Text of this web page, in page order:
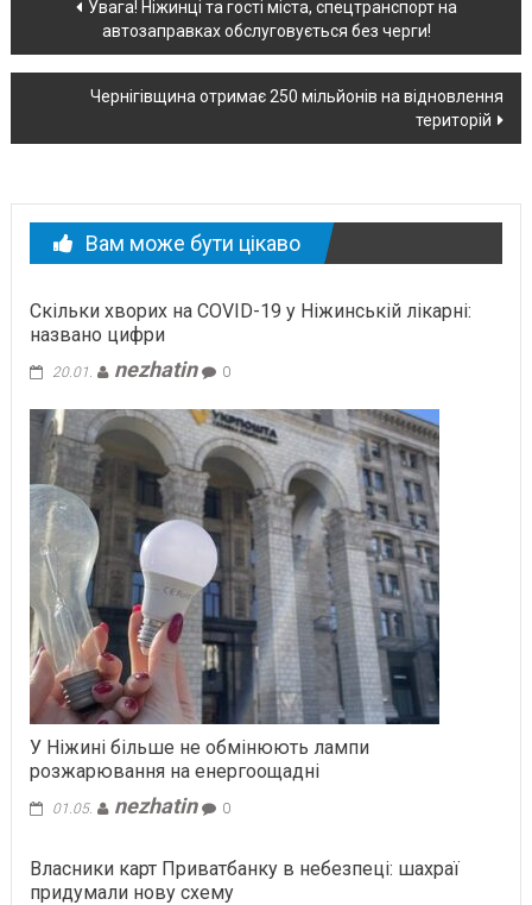
по
новині
Увага! Ніжинці та гості міста, спецтранспорт на
автозаправках обслуговується без черги!
Чернігівщина отримає 250 мільйонів на відновлення
територій
Вам може бути цікаво
Скільки хворих на COVID-19 у Ніжинській лікарні:
названо цифри
20.01. nezhatin 0
У Ніжині більше не обмінюють лампи
розжарювання на енергоощадні
01.05. nezhatin 0
Власники карт Приватбанку в небезпеці: шахраї
придумали нову схему